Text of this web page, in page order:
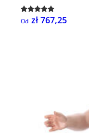
Od zł 767,25